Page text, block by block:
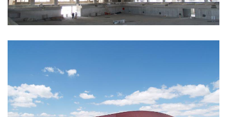
Kapalı Spor Salonu_2